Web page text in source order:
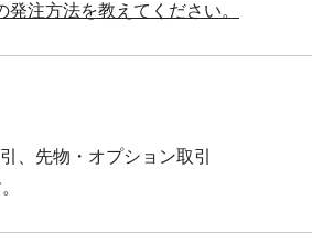
注方法を教えてください。
、先物・オプション取引